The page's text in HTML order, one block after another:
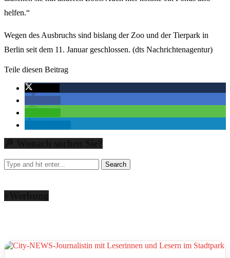
helfen.“
Wegen des Ausbruchs sind bislang der Zoo und der Tierpark in
Berlin seit dem 11. Januar geschlossen. (dts Nachrichtenagentur)
Teile diesen Beitrag